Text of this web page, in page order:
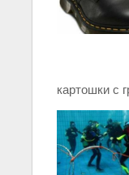
картошки с